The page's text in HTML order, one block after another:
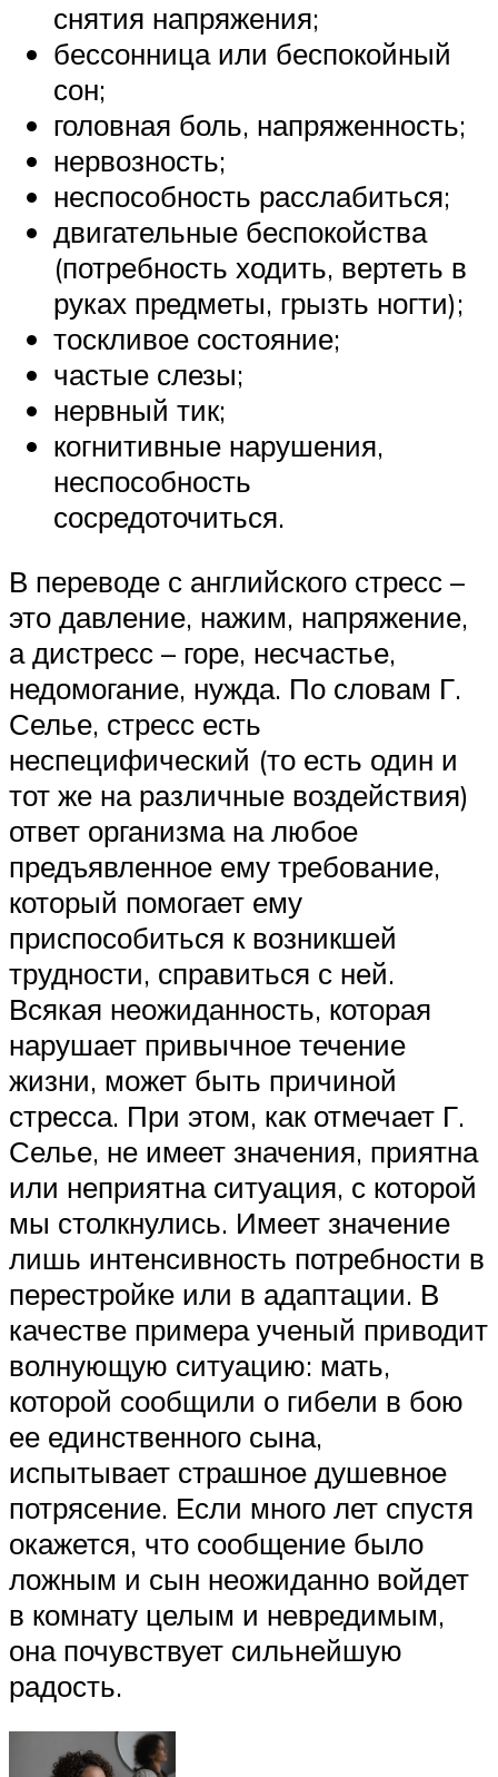
снятия напряжения;
бессонница или беспокойный
сон;
головная боль, напряженность;
нервозность;
неспособность расслабиться;
двигательные беспокойства
(потребность ходить, вертеть в
руках предметы, грызть ногти);
тоскливое состояние;
частые слезы;
нервный тик;
когнитивные нарушения,
неспособность
сосредоточиться.
В переводе с английского стресс –
это давление, нажим, напряжение,
а дистресс – горе, несчастье,
недомогание, нужда. По словам Г.
Селье, стресс есть
неспецифический (то есть один и
тот же на различные воздействия)
ответ организма на любое
предъявленное ему требование,
который помогает ему
приспособиться к возникшей
трудности, справиться с ней.
Всякая неожиданность, которая
нарушает привычное течение
жизни, может быть причиной
стресса. При этом, как отмечает Г.
Селье, не имеет значения, приятна
или неприятна ситуация, с которой
мы столкнулись. Имеет значение
лишь интенсивность потребности в
перестройке или в адаптации. В
качестве примера ученый приводит
волнующую ситуацию: мать,
которой сообщили о гибели в бою
ее единственного сына,
испытывает страшное душевное
потрясение. Если много лет спустя
окажется, что сообщение было
ложным и сын неожиданно войдет
в комнату целым и невредимым,
она почувствует сильнейшую
радость.